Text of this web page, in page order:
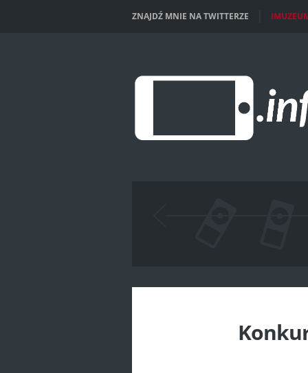
ZNAJDŹ MNIE NA TWITTERZE